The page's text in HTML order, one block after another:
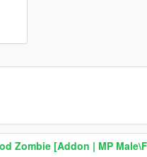
Zombie [Addon | MP